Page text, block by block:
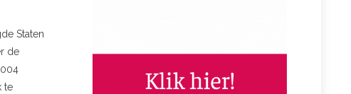
Staten
de
te